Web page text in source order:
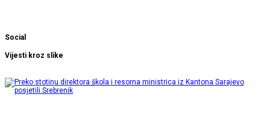
Social
Vijesti kroz slike